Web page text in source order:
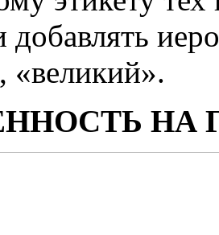
добавлять
«великий».
НА